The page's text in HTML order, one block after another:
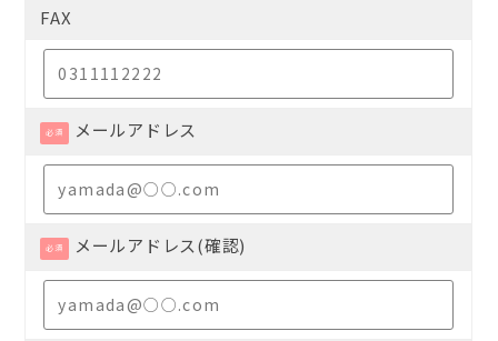
FAX
必須 メールアドレス
必須 メールアドレス(確認)